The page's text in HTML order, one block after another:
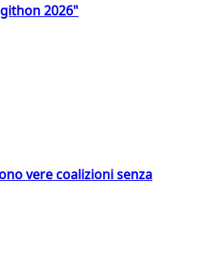
2026"
vere coalizioni senza